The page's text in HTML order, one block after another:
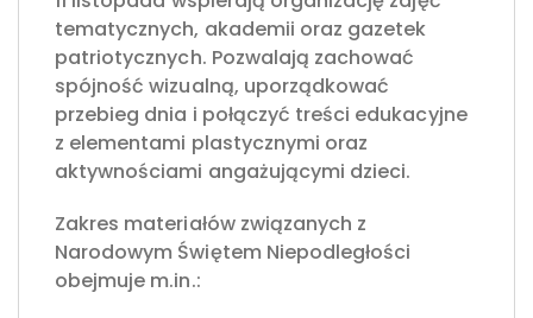
tematycznych, akademii oraz gazetek
patriotycznych. Pozwalają zachować
spójność wizualną, uporządkować
przebieg dnia i połączyć treści edukacyjne
z elementami plastycznymi oraz
aktywnościami angażującymi dzieci.
Zakres materiałów związanych z
Narodowym Świętem Niepodległości
obejmuje m.in.: